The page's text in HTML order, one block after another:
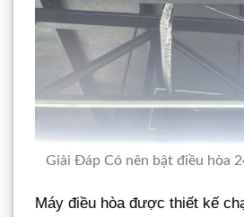
Giải Đáp Có nên bật điều hòa
Máy điều hòa được thiết kế